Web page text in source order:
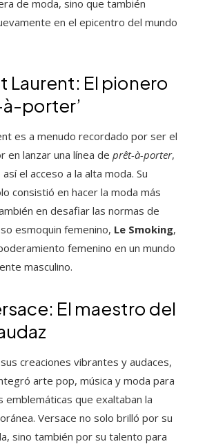
de moda, sino que también
en el epicentro del mundo
Laurent: El pionero
porter’
es a menudo recordado por ser el
en lanzar una línea de prêt-à-porter,
el acceso a la alta moda. Su
consistió en hacer la moda más
en desafiar las normas de
esmoquin femenino, Le Smoking,
femenino en un mundo
masculino.
El maestro del
creaciones vibrantes y audaces,
arte pop, música y moda para
emblemáticas que exaltaban la
Versace no solo brilló por su
sino también por su talento para